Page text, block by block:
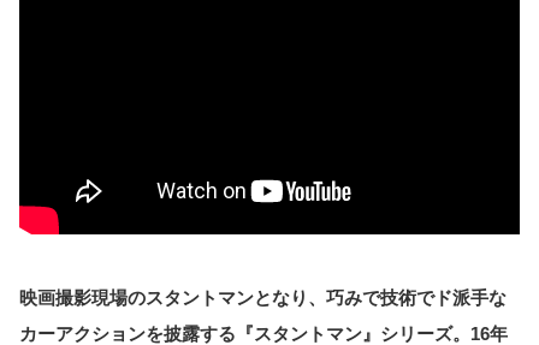
映画撮影現場のスタントマンとなり、巧みで技術でド派手な
カーアクションを披露する『スタントマン』シリーズ。16年